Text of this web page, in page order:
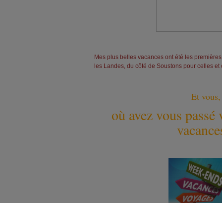
Mes plus belles vacances ont été les
les Landes, du côté de Soustons pour celles
Et vous,
où avez vous